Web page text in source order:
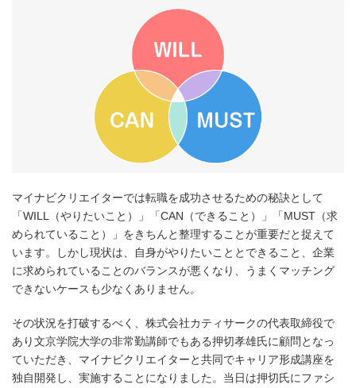
マイナビクリエイターでは転職を成功させるための秘訣として
「WILL（やりたいこと）」「CAN（できること）」「MUST（求
められていること）」をきちんと整理することが重要だと捉えて
います。しかし現状は、自身がやりたいこととできること、企業
に求められていることのバランスが悪くなり、うまくマッチング
できないケースも少なくありません。
その状況を打破するべく、株式会社カティサークの代表取締役で
あり文京学院大学の非常勤講師でもある押切孝雄氏に顧問となっ
ていただき、マイナビクリエイターと共同でキャリア形成講座を
独自開発し、実施することになりました。当日は押切氏にファシ